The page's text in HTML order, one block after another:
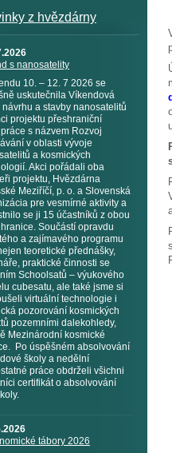
z hvězdárny
s nanosatelity
10. – 12. 7 2026 se
uskutečnila Víkendová
návrhu a stavby nanosatelitů
projektu přeshraniční
s názvem Rozvoj
v oblasti vývoje
a kosmických
Akci pořádali oba
projektu, Hvězdárna
Meziříčí, p. o. a Slovenská
pre vesmírné aktivity a
se ji 15 účastníků z obou
Součástí opravdu
a zajímavého programu
teoretické přednášky,
praktické činnosti se
Schoolsatů – výukového
cubesatu, ale také jsme si
virtuální technologie i
pozorování kosmických
pozemními dalekohledy,
Mezinárodní kosmické
Po úspěšném absolvování
školy a nedělní
práce obdrželi všichni
certifikát o absolvování
tábory 2026